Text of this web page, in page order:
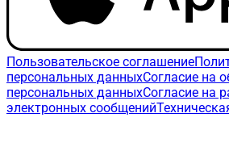
Пользовательское соглашение
персональных данныхСогласие на
персональных данныхСогласие на
электронных сообщений